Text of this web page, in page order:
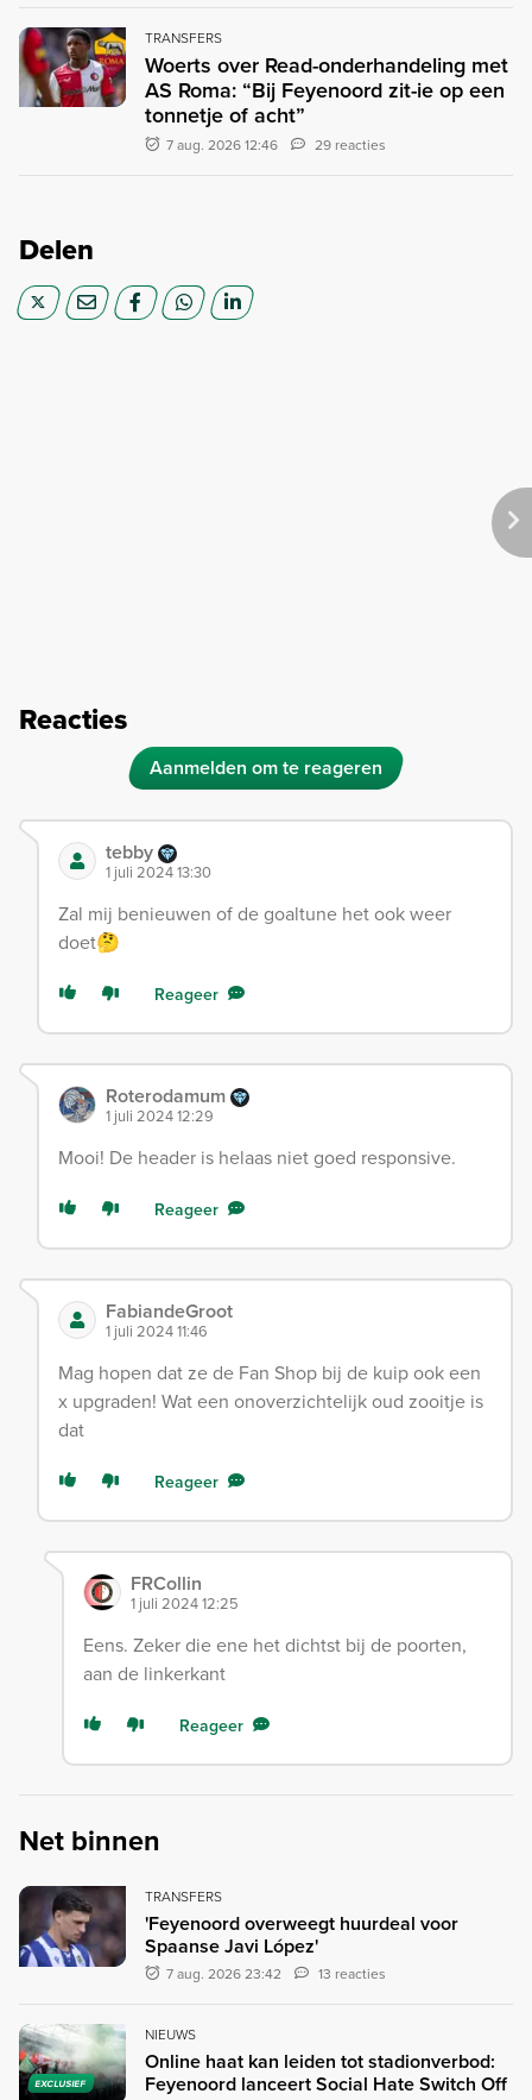
TRANSFERS
Woerts over Read-onderhandeling met
AS Roma: “Bij Feyenoord zit-ie op een
tonnetje of acht”
7 aug. 2026 12:46 29 reacties
Delen
Reacties
Aanmelden om te reageren
tebby
1 juli 2024 13:30
Zal mij benieuwen of de goaltune het ook weer
doet🤔
Reageer
Roterodamum
1 juli 2024 12:29
Mooi! De header is helaas niet goed responsive.
Reageer
FabiandeGroot
1 juli 2024 11:46
Mag hopen dat ze de Fan Shop bij de kuip ook een
x upgraden! Wat een onoverzichtelijk oud zooitje is
dat
Reageer
FRCollin
1 juli 2024 12:25
Eens. Zeker die ene het dichtst bij de poorten,
aan de linkerkant
Reageer
Net binnen
TRANSFERS
'Feyenoord overweegt huurdeal voor
Spaanse Javi López'
7 aug. 2026 23:42 13 reacties
EXCLUSIEF
NIEUWS
Online haat kan leiden tot stadionverbod:
Feyenoord lanceert Social Hate Switch Off